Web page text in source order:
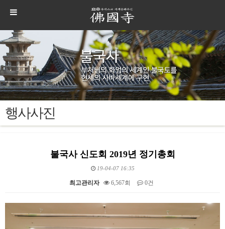
행사사진
불국사 신도회 2019년 정기총회
19-04-07 16:35
최고관리자 6,567회 0건